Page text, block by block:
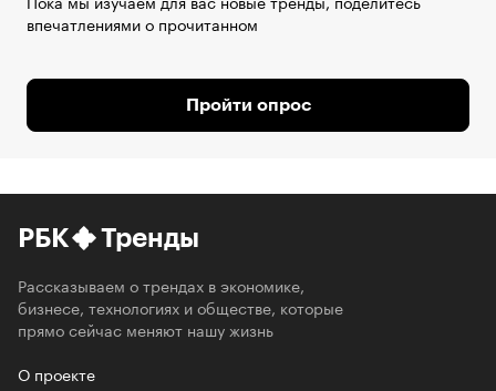
впечатлениями о прочитанном
Пройти опрос
РБК Тренды
Рассказываем о трендах в экономике,
бизнесе, технологиях и обществе, которые
прямо сейчас меняют нашу жизнь
О проекте